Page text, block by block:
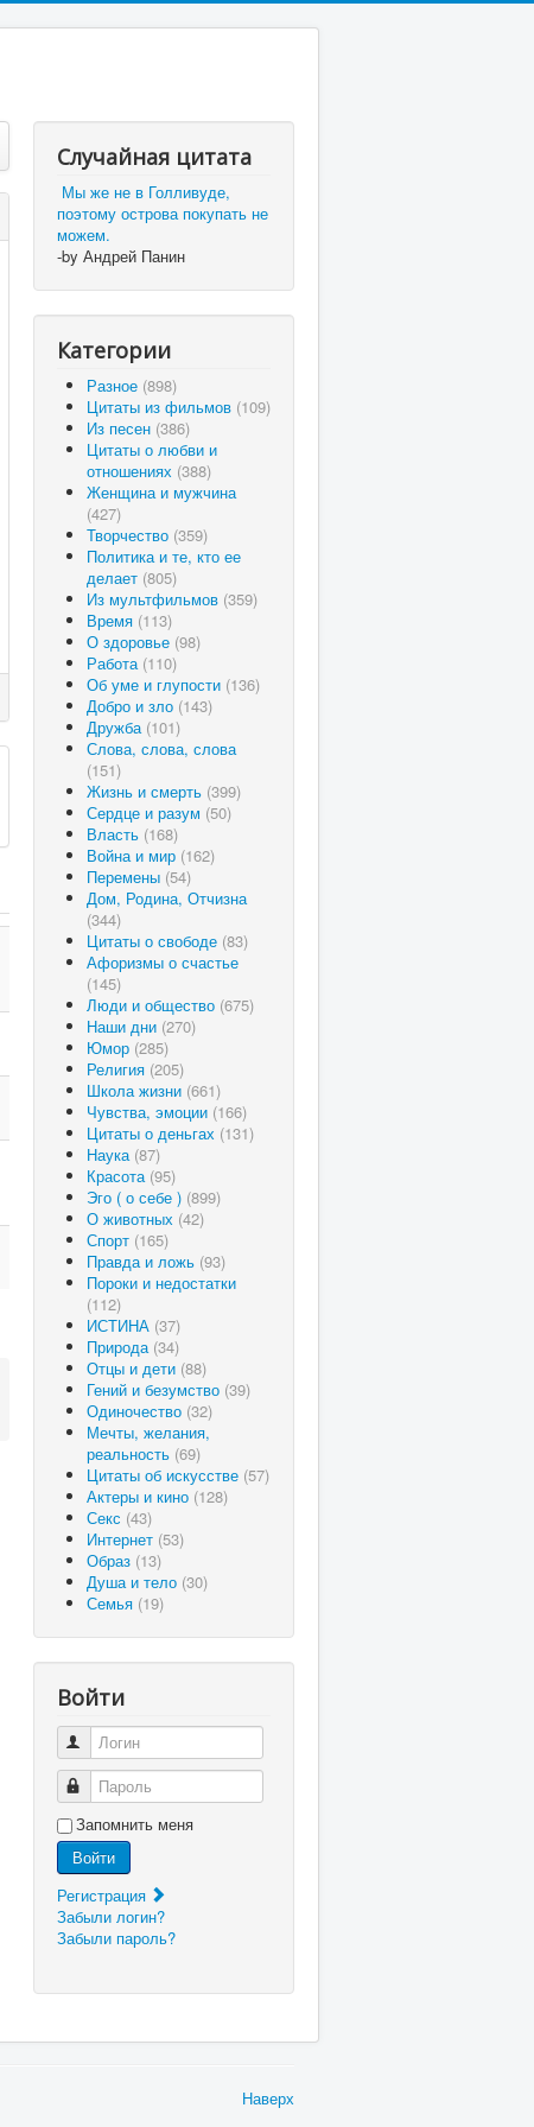
Случайная цитата
Мы же не в Голливуде,
поэтому острова покупать не
можем.
-by Андрей Панин
Категории
Разное (898)
Цитаты из фильмов (109)
Из песен (386)
Цитаты о любви и
отношениях (388)
Женщина и мужчина
(427)
Творчество (359)
Политика и те, кто ее
делает (805)
Из мультфильмов (359)
Время (113)
О здоровье (98)
Работа (110)
Об уме и глупости (136)
Добро и зло (143)
Дружба (101)
Слова, слова, слова
(151)
Жизнь и смерть (399)
Сердце и разум (50)
Власть (168)
Война и мир (162)
Перемены (54)
Дом, Родина, Отчизна
(344)
Цитаты о свободе (83)
Афоризмы о счастье
(145)
Люди и общество (675)
Наши дни (270)
Юмор (285)
Религия (205)
Школа жизни (661)
Чувства, эмоции (166)
Цитаты о деньгах (131)
Наука (87)
Красота (95)
Эго ( о себе ) (899)
О животных (42)
Спорт (165)
Правда и ложь (93)
Пороки и недостатки
(112)
ИСТИНА (37)
Природа (34)
Отцы и дети (88)
Гений и безумство (39)
Одиночество (32)
Мечты, желания,
реальность (69)
Цитаты об искусстве (57)
Актеры и кино (128)
Секс (43)
Интернет (53)
Образ (13)
Душа и тело (30)
Семья (19)
Войти
Логин
Пароль
Запомнить меня
Войти
Регистрация
Забыли логин?
Забыли пароль?
Наверх